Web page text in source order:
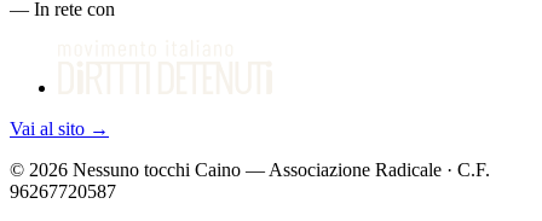
— In rete con
Vai al sito →
© 2026 Nessuno tocchi Caino — Associazione Radicale · C.F.
96267720587